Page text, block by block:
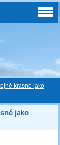
krásné jako
jako